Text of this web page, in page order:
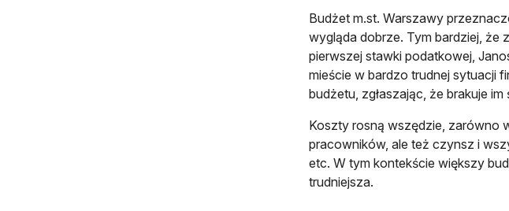
Budżet m.st. Warszawy
wygląda dobrze. Tym bardziej, że
pierwszej stawki podatkowej,
mieście w bardzo trudnej sytuacji
budżetu, zgłaszając, że brakuje
Koszty rosną wszędzie, zarówno
pracowników, ale też czynsz i
etc. W tym kontekście większy
trudniejsza.